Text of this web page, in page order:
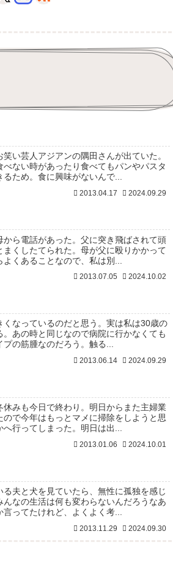
い芸人アジアンの隅田さんが出ていた。
ない時があったり食べてもパンやパスタ
ため。食に興味がないんで...
2013.04.17 2024.09.29
ら電話があった。父に突き飛ばされて頭
くしたてられた。母が父に殴りかかって
くあることなので、私は別...
2013.07.05 2024.10.02
なっているのだと思う。実は私は30歳の
あの時と同じなので病院に行かなくても
の筋腫なのだろう。触る...
2013.06.14 2024.09.29
みも今日で終わり。明日からまた主婦業
で今年はもっとマメに掃除をしようと思
行ってしまった。明日は出...
2013.01.06 2024.10.01
夫と犬を見ていたら、無性に孤独を感じ
なの生活は何も変わらないんだろうなあ
ってたけれど、よくよく考...
2013.11.29 2024.09.30